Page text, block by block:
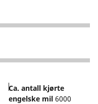
Ca. antall kjørte
engelske mil6000